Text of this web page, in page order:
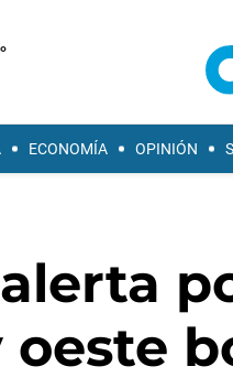
ECONOMÍA OPINIÓN
oeste